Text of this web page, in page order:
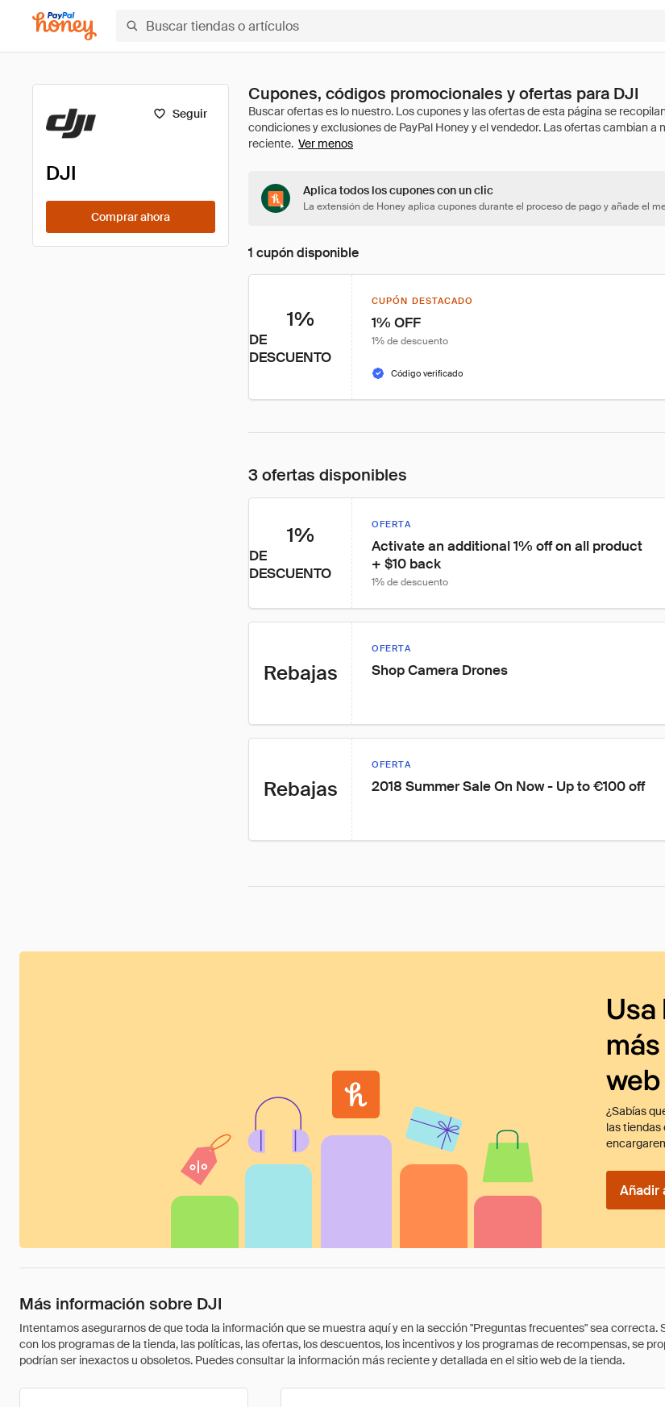
Seguir
DJI
Comprar ahora
Cupones, códigos promocionales y ofertas para DJI
Ver menos
Aplica todos los cupones con un clic
La extensión de Honey aplica cupones durante el proceso de pago y añade el
1 cupón disponible
1%
DE
DESCUENTO
CUPÓN DESTACADO
1% OFF
1% de descuento
Código verificado
3 ofertas disponibles
1%
DE
DESCUENTO
OFERTA
Activate an additional 1% off on all product
+ $10 back
1% de descuento
Rebajas
OFERTA
Shop Camera Drones
Rebajas
OFERTA
2018 Summer Sale On Now - Up to €100 off
Usa
web
¿Sabías
las tiendas
Añadir
Más información sobre DJI
Intentamos asegurarnos de que toda la información que se muestra aquí y en la sección "Preguntas frecuentes" sea
con los programas de la tienda, las políticas, las ofertas, los descuentos, los incentivos y los programas de recompensas, se
podrían ser inexactos u obsoletos. Puedes consultar la información más reciente y detallada en el sitio web de la tienda.